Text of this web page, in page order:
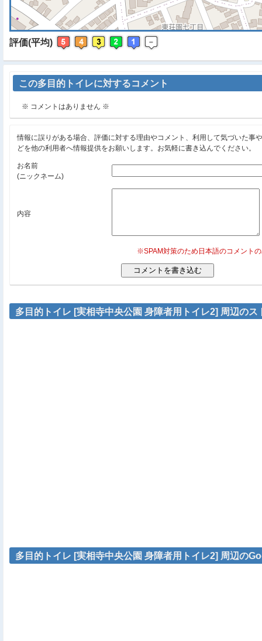
評価(平均)
この多目的トイレに対するコメント
※ コメントはありません ※
情報に誤りがある場合、評価に対する理由やコメント、利用して気づいた事
どを他の利用者へ情報提供をお願いします。お気軽に書き込んでください。
お名前
(ニックネーム)
内容
※SPAM対策のため日本語のコメント
多目的トイレ [実相寺中央公園 身障者用トイレ2] 周辺のス
多目的トイレ [実相寺中央公園 身障者用トイレ2] 周辺の